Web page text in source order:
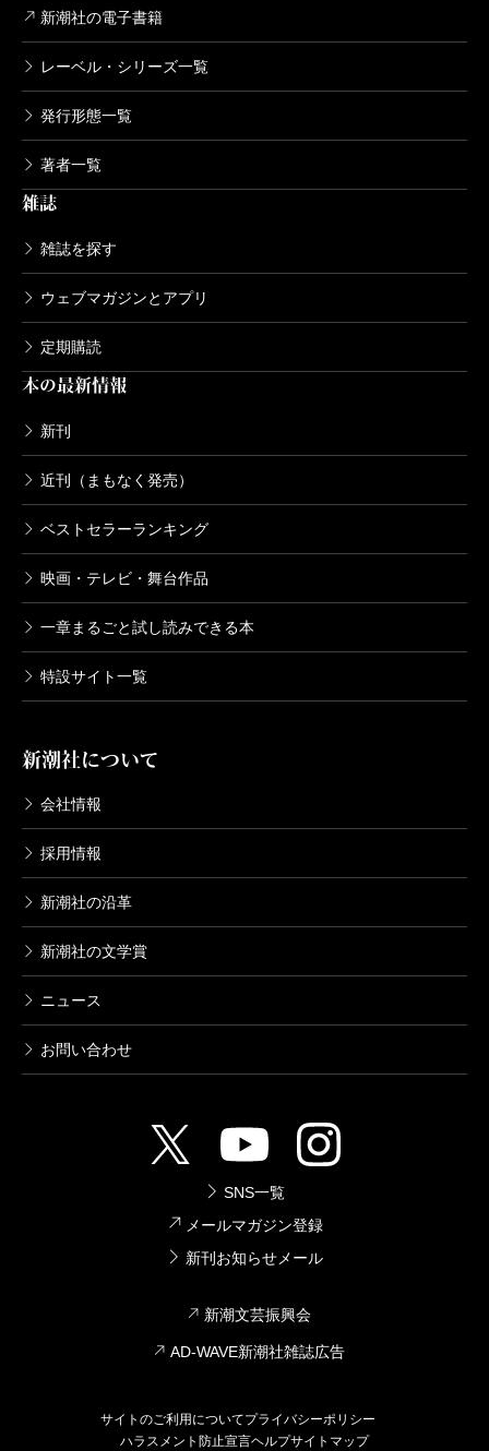
新潮社の電子書籍
レーベル・シリーズ一覧
発行形態一覧
著者一覧
雑誌
雑誌を探す
ウェブマガジンとアプリ
定期購読
本の最新情報
新刊
近刊（まもなく発売）
ベストセラーランキング
映画・テレビ・舞台作品
一章まるごと試し読みできる本
特設サイト一覧
新潮社について
会社情報
採用情報
新潮社の沿革
新潮社の文学賞
ニュース
お問い合わせ
SNS一覧
メールマガジン登録
新刊お知らせメール
新潮文芸振興会
AD-WAVE新潮社雑誌広告
サイトのご利用についてプライバシーポリシー
ハラスメント防止宣言ヘルプサイトマップ